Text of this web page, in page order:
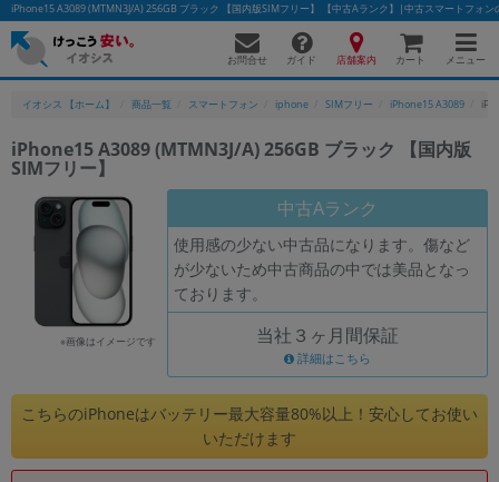
iPhone15 A3089 (MTMN3J/A) 256GB ブラック 【国内版SIMフリー】 【中古Aランク】|中古スマートフォン
お問合せ ガイド 店舗案内 カート メニュー
イオシス 【ホーム】 商品一覧 スマートフォン iphone SIMフリー iPhone15 A3089
iPhone15 A3089 (MTMN3J/A) 256GB ブラック 【国内版
SIMフリー】
※画像はイメージです
中古Aランク
使用感の少ない中古品になります。傷など
が少ないため中古商品の中では美品となっ
ております。
当社３ヶ月間保証
詳細はこちら
こちらのiPhoneはバッテリー最大容量80%以上！安心してお使い
いただけます
かんたんパソコン検索に切り替える
フリーワード
除外ワード
人気の検索ワード： Let's note
「スマートフォン」「タブレット」など
シリーズ